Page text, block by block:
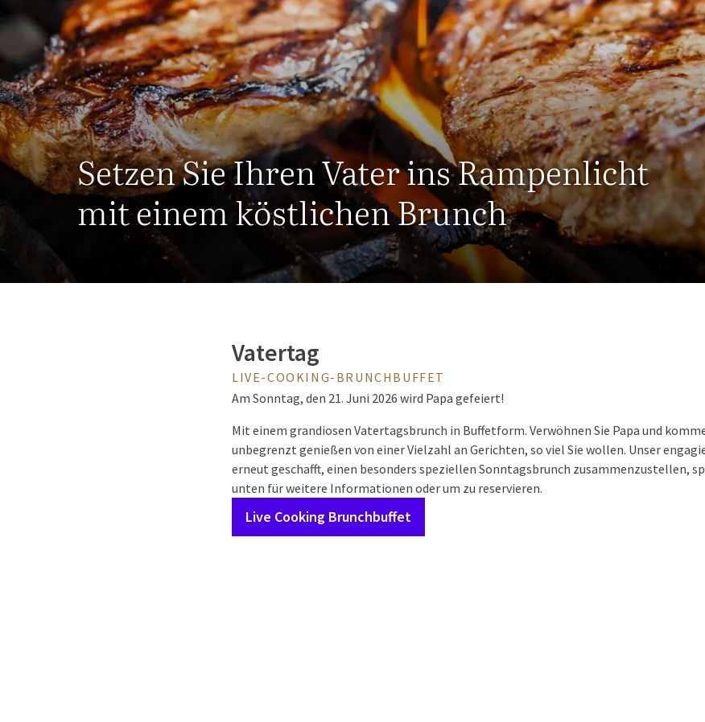
Setzen Sie Ihren Vater ins Rampenlicht
mit einem köstlichen Brunch
Vatertag
LIVE-COOKING-BRUNCHBUFFET
Am Sonntag, den 21. Juni 2026 wird Papa gefeiert!
Mit einem grandiosen Vatertagsbrunch in Buffetform. Verwöhnen Sie Papa und
unbegrenzt genießen von einer Vielzahl an Gerichten, so viel Sie wollen. Unser
erneut geschafft, einen besonders speziellen Sonntagsbrunch zusammenzustellen,
unten für weitere Informationen oder um zu reservieren.
Live Cooking Brunchbuffet